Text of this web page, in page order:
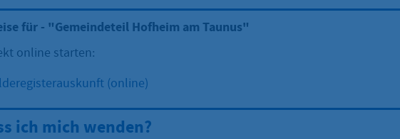
für - "Gemeindeteil Hofheim am Taunus"
online starten:
(online)
ich mich wenden?